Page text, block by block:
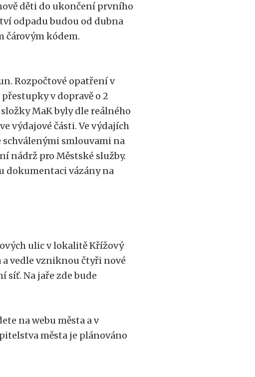
děti do ukončení prvního
odpadu budou od dubna
čárovým kódem.
Rozpočtové opatření v
v dopravě o 2
MaK byly dle reálného
výdajové části. Ve výdajích
schválenými smlouvami na
nádrž pro Městské služby.
dokumentaci vázány na
ulic v lokalitě Křížový
a vedle vzniknou čtyři nové
síť. Na jaře zde bude
na webu města a v
města je plánováno